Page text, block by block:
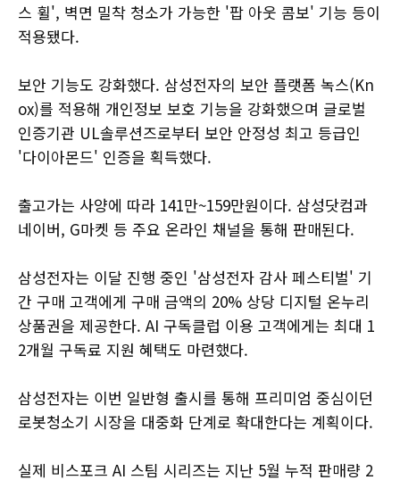
스 휠', 벽면 밀착 청소가 가능한 '팝 아웃 콤보' 기능 등이
적용됐다.
보안 기능도 강화했다. 삼성전자의 보안 플랫폼 녹스(Kn
ox)를 적용해 개인정보 보호 기능을 강화했으며 글로벌
인증기관 UL솔루션즈로부터 보안 안정성 최고 등급인
'다이아몬드' 인증을 획득했다.
출고가는 사양에 따라 141만~159만원이다. 삼성닷컴과
네이버, G마켓 등 주요 온라인 채널을 통해 판매된다.
삼성전자는 이달 진행 중인 '삼성전자 감사 페스티벌' 기
간 구매 고객에게 구매 금액의 20% 상당 디지털 온누리
상품권을 제공한다. AI 구독클럽 이용 고객에게는 최대 1
2개월 구독료 지원 혜택도 마련했다.
삼성전자는 이번 일반형 출시를 통해 프리미엄 중심이던
로봇청소기 시장을 대중화 단계로 확대한다는 계획이다.
실제 비스포크 AI 스팀 시리즈는 지난 5월 누적 판매량 2